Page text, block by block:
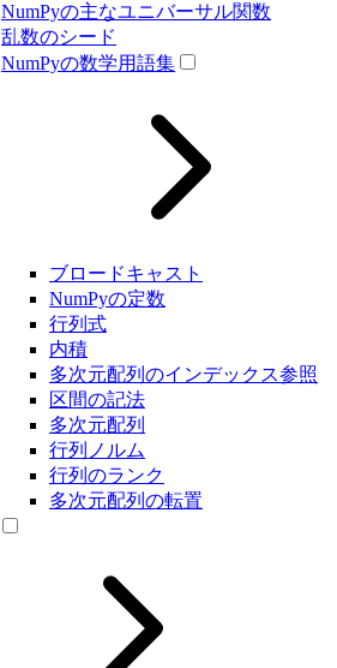
NumPyの主なユニバーサル関数
乱数のシード
NumPyの数学用語集
ブロードキャスト
NumPyの定数
行列式
内積
多次元配列のインデックス参照
区間の記法
多次元配列
行列ノルム
行列のランク
多次元配列の転置